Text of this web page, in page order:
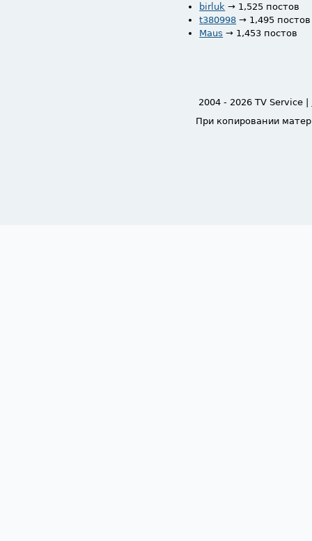
birluk → 1,525 постов
t380998 → 1,495 постов
Maus → 1,453 постов
2004 - 2026 TV Service |
При копировании